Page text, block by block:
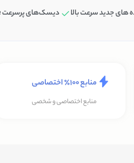
های جدید سرعت بالا دیسک‌های پرسرعت NVMe
منابع ۱۰۰٪ اختصاصی
منابع اختصاصی و شخصی